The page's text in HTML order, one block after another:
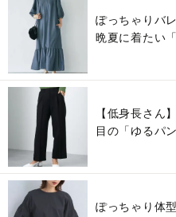
ぽっちゃりバ
晩夏に着たい
【低身長さん
目の「ゆるパ
ぽっちゃり体